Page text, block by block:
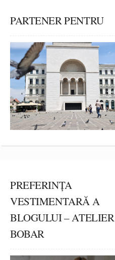
PARTENER PENTRU
PREFERINȚA
VESTIMENTARĂ A
BLOGULUI – ATELIER
BOBAR